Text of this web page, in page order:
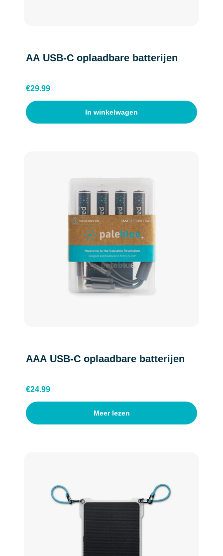
AA USB-C oplaadbare batterijen
€29.99
In winkelwagen
AAA USB-C oplaadbare batterijen
€24.99
Meer lezen